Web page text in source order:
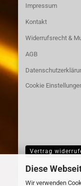
Diese
Wir verwenden
Impressum
Kontakt
Widerrufsrecht &
AGB
Cookie
Vertrag